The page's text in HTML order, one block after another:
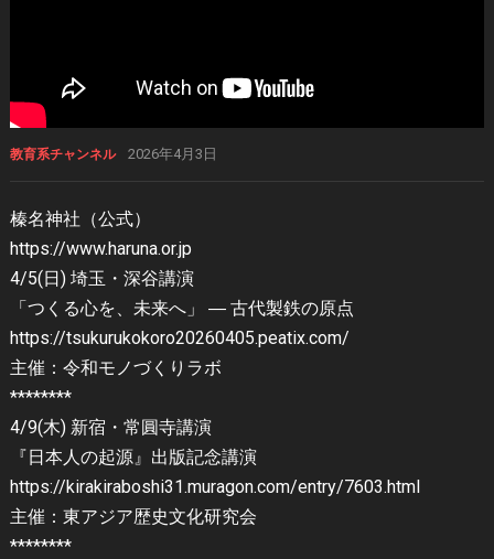
教育系チャンネル 2026年4月3日
榛名神社（公式）
https://www.haruna.or.jp
4/5(日) 埼玉・深谷講演
「つくる心を、未来へ」 ― 古代製鉄の原点
https://tsukurukokoro20260405.peatix.com/
主催：令和モノづくりラボ
********
4/9(木) 新宿・常圓寺講演
『日本人の起源』出版記念講演
https://kirakiraboshi31.muragon.com/entry/7603.html
主催：東アジア歴史文化研究会
********